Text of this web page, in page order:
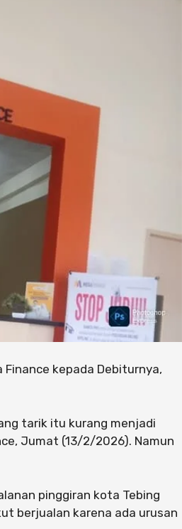
Finance kepada Debiturnya,
tarik itu kurang menjadi
Jumat (13/2/2026). Namun
pinggiran kota Tebing
berjualan karena ada urusan